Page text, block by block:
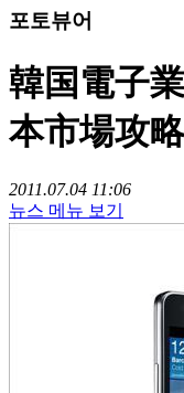
포토뷰어
韓国電子
本市場攻略
2011.07.04 11:06
뉴스 메뉴 보기